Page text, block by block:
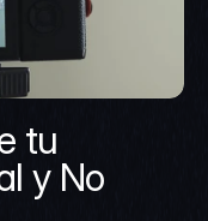
tu
y No